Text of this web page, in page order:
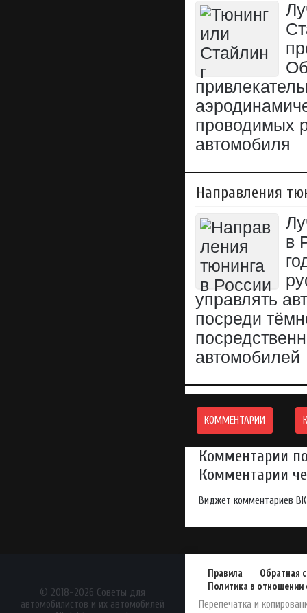
проводимых
автомобиля
Направления
в
управлять
посреди
автомобилей
КОММЕНТАРИИ
Комментарии
Комментарии
Виджет комментариев ВК
АвтоЖурнал
© 2018-2026 Советы для
автомобилистов и их автомобилей
Правила
Обратная
Политика в отношении
Перепечатка и